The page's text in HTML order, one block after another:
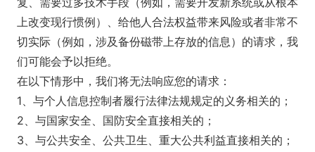
上改变现行惯例）、给他人合法权益带来风险或者非常不
切实际（例如，涉及备份磁带上存放的信息）的请求，我
们可能会予以拒绝。
在以下情形中，我们将无法响应您的请求：
1、与个人信息控制者履行法律法规规定的义务相关的；
2、与国家安全、国防安全直接相关的；
3、与公共安全、公共卫生、重大公共利益直接相关的；